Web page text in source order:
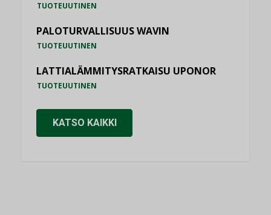
TUOTEUUTINEN
PALOTURVALLISUUS WAVIN
TUOTEUUTINEN
LATTIALÄMMITYSRATKAISU UPONOR
TUOTEUUTINEN
KATSO KAIKKI